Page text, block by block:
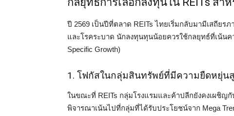
ปี 2569 เป็นปีที่ตลาด REITs ไทยเริ่มกลับมามีเสถีย
และโรคระบาด นักลงทุนทุนน้อยควรใช้กลยุทธ์ที่เน้น
Specific Growth)
1. โฟกัสในกลุ่มสินทรัพย์ที่มีความยืดหยุ่นสู
ในขณะที่ REITs กลุ่มโรงแรมและค้าปลีกยังคงเผชิ
พิจารณาเน้นไปที่กลุ่มที่ได้รับประโยชน์จาก Mega